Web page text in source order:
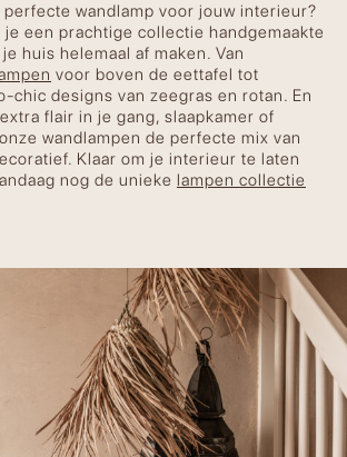
perfecte wandlamp voor jouw interieur?
je een prachtige collectie handgemaakte
huis helemaal af maken. Van
voor boven de eettafel tot
chic designs van zeegras en rotan. En
flair in je gang, slaapkamer of
wandlampen de perfecte mix van
Klaar om je interieur te laten
nog de unieke lampen collectie